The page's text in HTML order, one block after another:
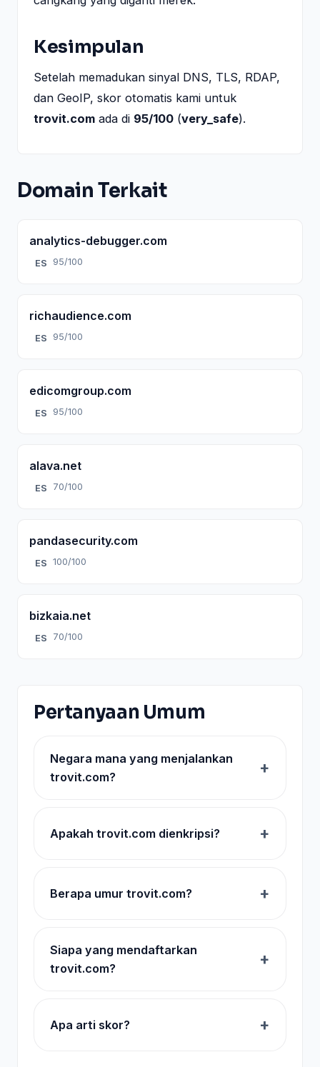
Kesimpulan
Setelah memadukan sinyal DNS, TLS, RDAP,
dan GeoIP, skor otomatis kami untuk
trovit.com ada di 95/100 (very_safe).
Domain Terkait
analytics-debugger.com
ES 95/100
richaudience.com
ES 95/100
edicomgroup.com
ES 95/100
alava.net
ES 70/100
pandasecurity.com
ES 100/100
bizkaia.net
ES 70/100
Pertanyaan Umum
Negara mana yang menjalankan
trovit.com?
Apakah trovit.com dienkripsi?
Berapa umur trovit.com?
Siapa yang mendaftarkan
trovit.com?
Apa arti skor?